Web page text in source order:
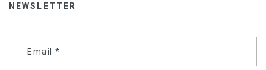
NEWSLETTER
Email *